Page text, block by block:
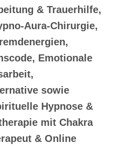
& Trauerhilfe,
Aura-Chirurgie,
Emotionale
sowie
Hypnose &
mit Chakra
& Online